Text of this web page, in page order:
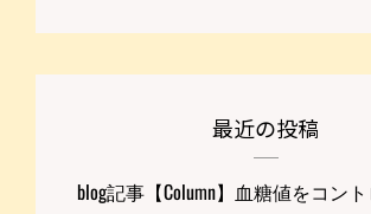
最近の投稿
blog記事【Column】血糖値をコン